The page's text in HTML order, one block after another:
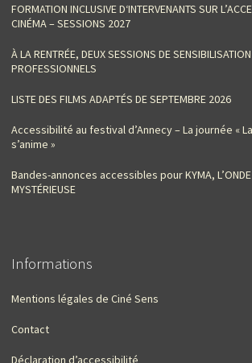
FORMATION INCLUSIVE D‘INTERVENANTS SUR
CINÉMA – SESSIONS 2027
À LA RENTRÉE, DEUX SESSIONS DE
PROFESSIONNELS
LISTE DES FILMS ADAPTÉS DE SEPTEMBRE 2026
Accessibilité au festival d’Annecy – La journée «
s’anime »
Bandes-annonces accessibles pour KYMA, L’ONDE
MYSTÉRIEUSE
Informations
Mentions légales de Ciné Sens
Contact
Déclaration d’accessibilité